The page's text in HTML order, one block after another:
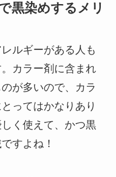
黒染めするメリ
ルギーがある人も
カラー剤に含まれ
が多いので、カラ
ってはかなりあり
く使えて、かつ黒
すよね！